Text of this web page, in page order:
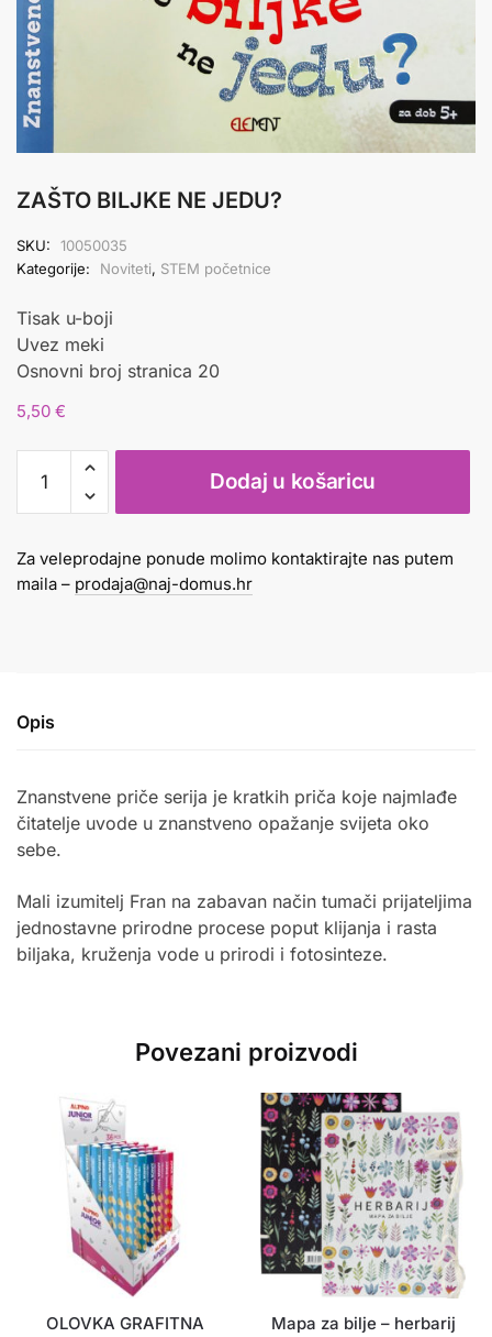
ZAŠTO BILJKE NE JEDU?
SKU:
10050035
Kategorije:
Noviteti, STEM početnice
Tisak u-boji
Uvez meki
Osnovni broj stranica 20
5,50 €
BILJKE
NE
količina
Dodaj u košaricu
Za veleprodajne ponude molimo kontaktirajte nas putem
maila – prodaja@naj-domus.hr
Opis
Znanstvene priče serija je kratkih priča koje najmlađe
čitatelje uvode u znanstveno opažanje svijeta oko
sebe.
Mali izumitelj Fran na zabavan način tumači prijateljima
jednostavne prirodne procese poput klijanja i rasta
biljaka, kruženja vode u prirodi i fotosinteze.
Povezani proizvodi
OLOVKA GRAFITNA
Mapa za bilje – herbarij